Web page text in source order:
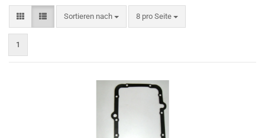
Sortieren nach 8 pro Seite
1